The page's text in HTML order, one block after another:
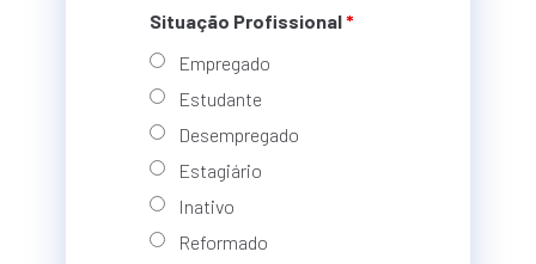
Situação Profissional*
Empregado
Estudante
Desempregado
Estagiário
Inativo
Reformado